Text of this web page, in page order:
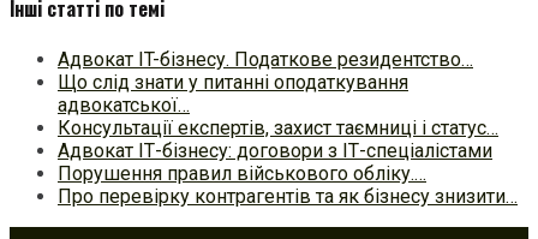
Інші статті по темі
Адвокат IT-бізнесу. Податкове резидентство…
Що слід знати у питанні оподаткування
адвокатської…
Консультації експертів, захист таємниці і статус…
Адвокат ІТ-бізнесу: договори з ІТ-спеціалістами
Порушення правил військового обліку.…
Про перевірку контрагентів та як бізнесу знизити…